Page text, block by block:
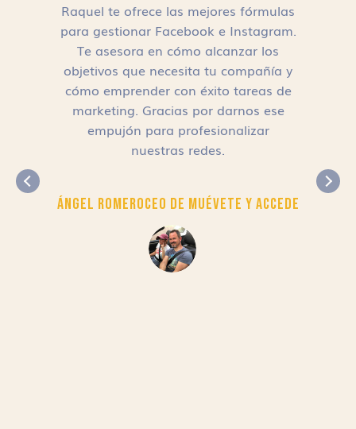
Raquel te ofrece las mejores fórmulas
para gestionar Facebook e Instagram.
Te asesora en cómo alcanzar los
objetivos que necesita tu compañía y
cómo emprender con éxito tareas de
marketing. Gracias por darnos ese
empujón para profesionalizar
nuestras redes.
Ángel RomeroCEO de Muévete y Accede